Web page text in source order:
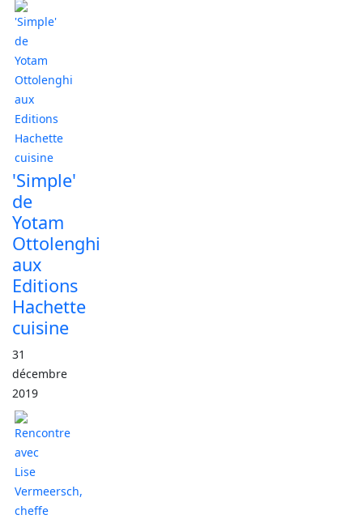
'Simple'
de
Yotam
Ottolenghi
aux
Editions
Hachette
cuisine
31
décembre
2019